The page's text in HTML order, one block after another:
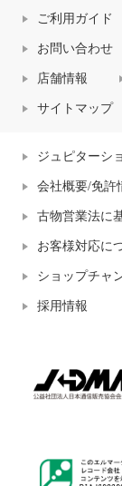
ご利用ガイド
お問い合わせ
店舗情報
サイトマップ
ジュピターシ
会社概要/免許
古物営業法に
お客様対応に
ショップチャ
採用情報